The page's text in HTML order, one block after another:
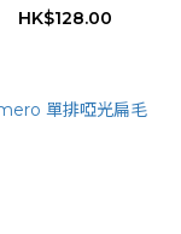
HK$128.00